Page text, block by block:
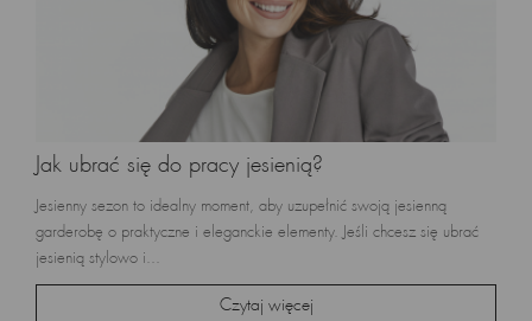
Jak ubrać się do pracy jesienią?
Jesienny sezon to idealny moment, aby uzupełnić swoją jesienną
garderobę o praktyczne i eleganckie elementy. Jeśli chcesz się ubrać
jesienią stylowo i...
Czytaj więcej